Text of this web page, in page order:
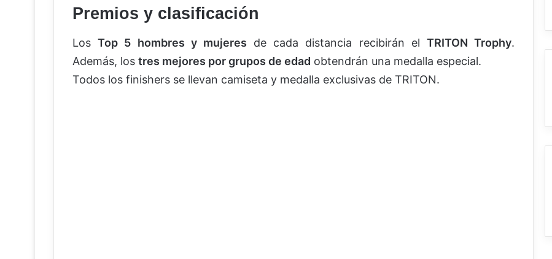
Premios y clasificación
LosTop 5 hombres y mujeres de cada distancia recibirán el TRITON Trophy.
Además, los tres mejores por grupos de edad obtendrán una medalla especial.
Todos los finishers se llevan camiseta y medalla exclusivas de TRITON.